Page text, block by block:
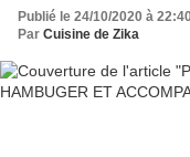
Publié le 24/10/2020 à
Par Cuisine de Zika